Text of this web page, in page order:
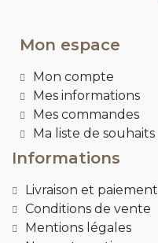
Mon espace
Mon compte
Mes informations
Mes commandes
Ma liste de souhaits
Informations
Livraison et paiement
Conditions de vente
Mentions légales